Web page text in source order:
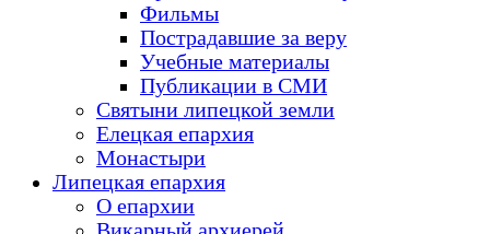
Фильмы
Пострадавшие за веру
Учебные материалы
Публикации в СМИ
Святыни липецкой земли
Елецкая епархия
Монастыри
Липецкая епархия
О епархии